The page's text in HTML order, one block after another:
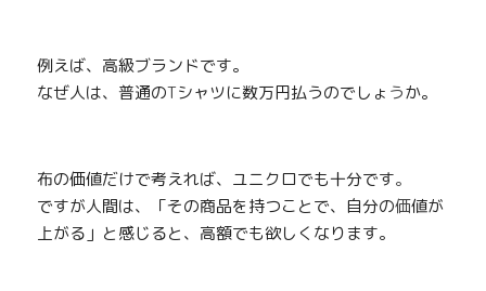
例えば、高級ブランドです。
なぜ人は、普通のTシャツに数万円払うのでしょ うか。
布の価値だけで考えれば、ユニクロでも十分です。
ですが人間は、「その商品を持つことで、自分の価値が
上がる」と感じると、高額でも欲しくなります。